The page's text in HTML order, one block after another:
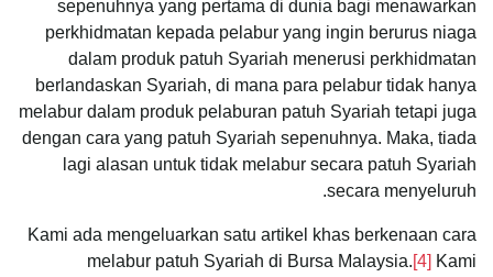
sepenuhnya yang pertama di dunia bagi menawarkan
perkhidmatan kepada pelabur yang ingin berurus niaga
dalam produk patuh Syariah menerusi perkhidmatan
berlandaskan Syariah, di mana para pelabur tidak hanya
melabur dalam produk pelaburan patuh Syariah tetapi juga
dengan cara yang patuh Syariah sepenuhnya. Maka, tiada
lagi alasan untuk tidak melabur secara patuh Syariah
secara menyeluruh.
Kami ada mengeluarkan satu artikel khas berkenaan cara
melabur patuh Syariah di Bursa Malaysia.[4] Kami